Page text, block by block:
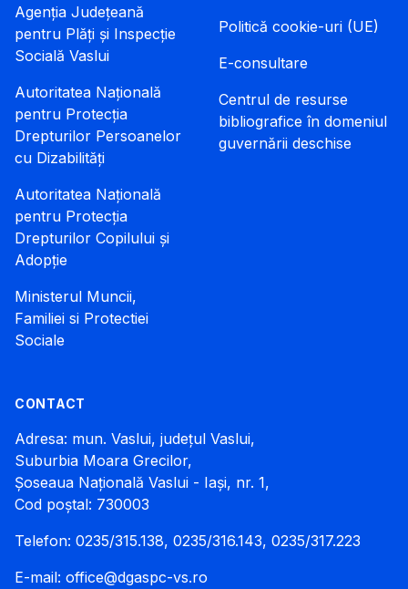
Agenția Județeană
pentru Plăți și Inspecție
Socială Vaslui
Autoritatea Națională
pentru Protecția
Drepturilor Persoanelor
cu Dizabilități
Autoritatea Națională
pentru Protecția
Drepturilor Copilului și
Adopție
Ministerul Muncii,
Familiei si Protectiei
Sociale
Politică cookie-uri (UE)
E-consultare
Centrul de resurse
bibliografice în domeniul
guvernării deschise
CONTACT
Adresa: mun. Vaslui, județul Vaslui,
Suburbia Moara Grecilor,
Șoseaua Națională Vaslui - Iași, nr. 1,
Cod poștal: 730003
Telefon: 0235/315.138, 0235/316.143, 0235/317.223
E-mail: office@dgaspc-vs.ro